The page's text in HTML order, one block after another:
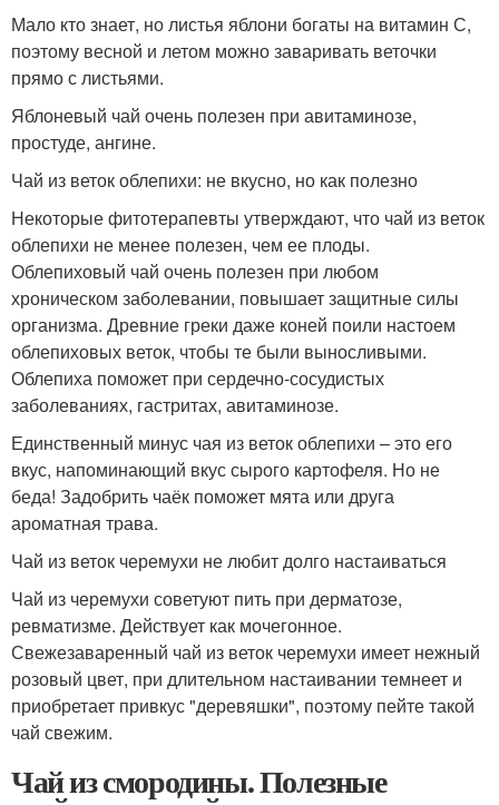
Мало кто знает, но листья яблони богаты на витамин С,
поэтому весной и летом можно заваривать веточки
прямо с листьями.
Яблоневый чай очень полезен при авитаминозе,
простуде, ангине.
Чай из веток облепихи: не вкусно, но как полезно
Некоторые фитотерапевты утверждают, что чай из веток
облепихи не менее полезен, чем ее плоды.
Облепиховый чай очень полезен при любом
хроническом заболевании, повышает защитные силы
организма. Древние греки даже коней поили настоем
облепиховых веток, чтобы те были выносливыми.
Облепиха поможет при сердечно-сосудистых
заболеваниях, гастритах, авитаминозе.
Единственный минус чая из веток облепихи – это его
вкус, напоминающий вкус сырого картофеля. Но не
беда! Задобрить чаёк поможет мята или друга
ароматная трава.
Чай из веток черемухи не любит долго настаиваться
Чай из черемухи советуют пить при дерматозе,
ревматизме. Действует как мочегонное.
Свежезаваренный чай из веток черемухи имеет нежный
розовый цвет, при длительном настаивании темнеет и
приобретает привкус "деревяшки", поэтому пейте такой
чай свежим.
Чай из смородины. Полезные